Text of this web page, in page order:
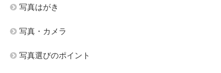
写真はがき
写真・カメラ
写真選びのポイント